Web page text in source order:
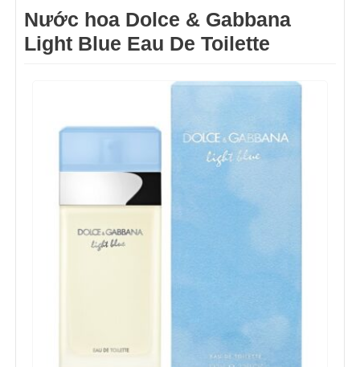
Nước hoa Dolce & Gabbana
Light Blue Eau De Toilette